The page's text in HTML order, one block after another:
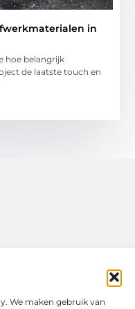
We maken gebruik van
in
hoe belangrijk
de laatste touch en
die je inspireren,
momenten tot grote